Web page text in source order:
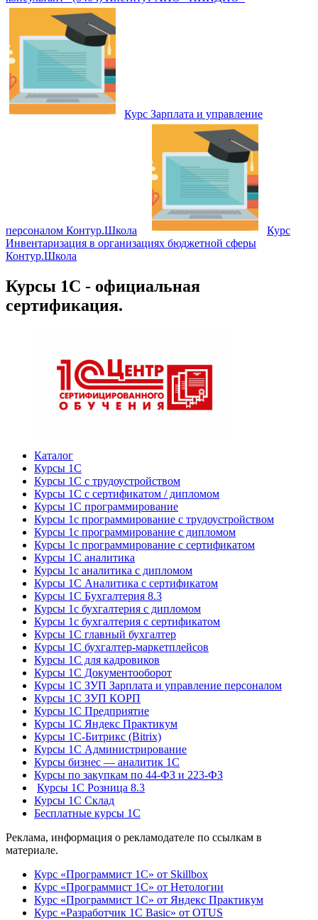
Курс Зарплата и управление
персоналом Контур.Школа
Курс
Инвентаризация в организациях бюджетной сферы
Контур.Школа
Курсы 1С - официальная
сертификация.
Каталог
Курсы 1С
Курсы 1С с трудоустройством
Курсы 1С с сертификатом / дипломом
Курсы 1С программирование
Курсы 1с программирование с трудоустройством
Курсы 1с программирование с дипломом
Курсы 1с программирование с сертификатом
Курсы 1С аналитика
Курсы 1с аналитика с дипломом
Курсы 1С Аналитика с сертификатом
Курсы 1С Бухгалтерия 8.3
Курсы 1с бухгалтерия с дипломом
Курсы 1с бухгалтерия с сертификатом
Курсы 1С главный бухгалтер
Курсы 1С бухгалтер-маркетплейсов
Курсы 1С для кадровиков
Курсы 1С Документооборот
Курсы 1С ЗУП Зарплата и управление персоналом
Курсы 1С ЗУП КОРП
Курсы 1С Предприятие
Курсы 1С Яндекс Практикум
Курсы 1С-Битрикс (Bitrix)
Курсы 1С Администрирование
Курсы бизнес — аналитик 1С
Курсы по закупкам по 44‑ФЗ и 223‑ФЗ
Курсы 1С Розница 8.3
Курсы 1С Склад
Бесплатные курсы 1С
Реклама, информация о рекламодателе по ссылкам в
материале.
Курс «Программист 1С» от Skillbox
Курс «Программист 1С» от Нетологии
Курс «Программист 1С» от Яндекс Практикум
Курс «Разработчик 1С Basic» от OTUS